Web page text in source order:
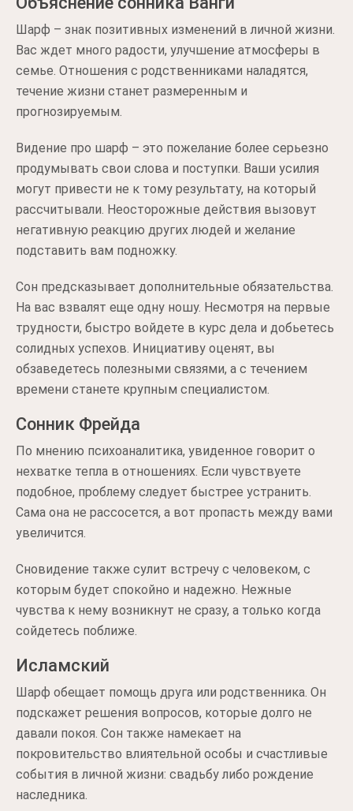
Шарф – знак позитивных изменений в личной жизни.
Вас ждет много радости, улучшение атмосферы в
семье. Отношения с родственниками наладятся,
течение жизни станет размеренным и
прогнозируемым.
Видение про шарф – это пожелание более серьезно
продумывать свои слова и поступки. Ваши усилия
могут привести не к тому результату, на который
рассчитывали. Неосторожные действия вызовут
негативную реакцию других людей и желание
подставить вам подножку.
Сон предсказывает дополнительные обязательства.
На вас взвалят еще одну ношу. Несмотря на первые
трудности, быстро войдете в курс дела и добьетесь
солидных успехов. Инициативу оценят, вы
обзаведетесь полезными связями, а с течением
времени станете крупным специалистом.
Сонник Фрейда
По мнению психоаналитика, увиденное говорит о
нехватке тепла в отношениях. Если чувствуете
подобное, проблему следует быстрее устранить.
Сама она не рассосется, а вот пропасть между вами
увеличится.
Сновидение также сулит встречу с человеком, с
которым будет спокойно и надежно. Нежные
чувства к нему возникнут не сразу, а только когда
сойдетесь поближе.
Исламский
Шарф обещает помощь друга или родственника. Он
подскажет решения вопросов, которые долго не
давали покоя. Сон также намекает на
покровительство влиятельной особы и счастливые
события в личной жизни: свадьбу либо рождение
наследника.